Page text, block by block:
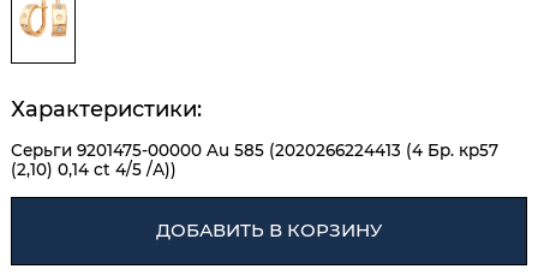
Характеристики:
Серьги 9201475-00000 Au 585 (2020266224413 (4 Бр. кр57
(2,10) 0,14 ct 4/5 /А))
ДОБАВИТЬ В КОРЗИНУ